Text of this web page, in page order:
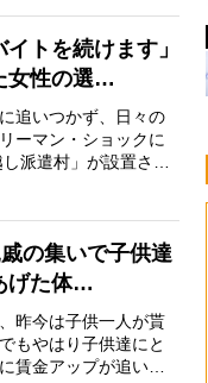
トを続けます」
女性の選…
追いつかず、日々の
ーマン・ショックに
派遣村」が設置され
の集いで子供達
げた体…
昨今は子供一人が貰
もやはり子供達にと
賃金アップが追いつ